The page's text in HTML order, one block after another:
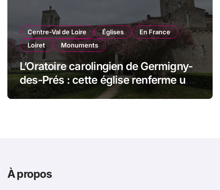
Centre-Val de Loire Églises
En France
Loiret
Monuments
L’Oratoire carolingien de Germigny-
des-Prés : cette église renferme une
magnifique mosaïque carolingienne
À propos